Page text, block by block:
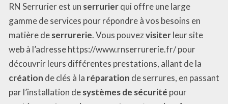
RN Serrurier est un serrurierqui offre une large
gamme de services pour répondre à vos besoins en
matière deserrurerie. Vous pouvezvisiterleur site
web à l’adresse https://www.rnserrurerie.fr/ pour
découvrir leurs différentes prestations, allant de la
création de clés à la réparation de serrures, en passant
par l’installation desystèmes de sécurité pour